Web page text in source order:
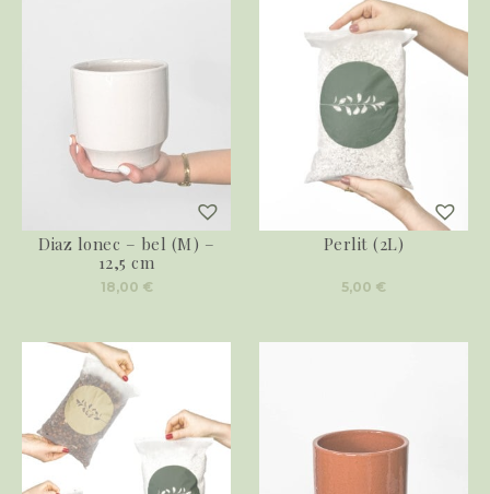
Diaz lonec – bel (M) –
12,5 cm
18,00 €
Perlit (2L)
5,00 €